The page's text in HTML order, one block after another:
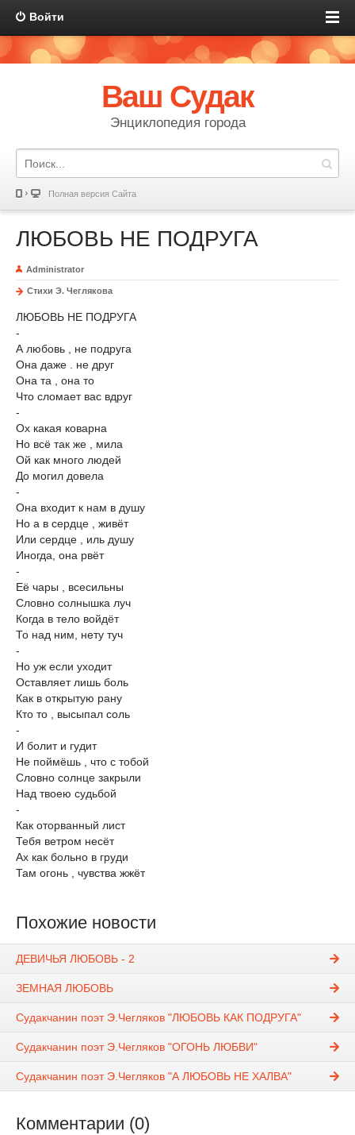
Войти
Ваш Судак
Энциклопедия города
Полная версия Сайта
ЛЮБОВЬ НЕ ПОДРУГА
Administrator
Стихи Э. Чеглякова
ЛЮБОВЬ НЕ ПОДРУГА
-
А любовь , не подруга
Она даже . не друг
Она та , она то
Что сломает вас вдруг
-
Ох какая коварна
Но всё так же , мила
Ой как много людей
До могил довела
-
Она входит к нам в душу
Но а в сердце , живёт
Или сердце , иль душу
Иногда, она рвёт
-
Её чары , всесильны
Словно солнышка луч
Когда в тело войдёт
То над ним, нету туч
-
Но уж если уходит
Оставляет лишь боль
Как в открытую рану
Кто то , высыпал соль
-
И болит и гудит
Не поймёшь , что с тобой
Словно солнце закрыли
Над твоею судьбой
-
Как оторванный лист
Тебя ветром несёт
Ах как больно в груди
Там огонь , чувства жжёт
Похожие новости
ДЕВИЧЬЯ ЛЮБОВЬ - 2
ЗЕМНАЯ ЛЮБОВЬ
Судакчанин поэт Э.Чегляков "ЛЮБОВЬ КАК ПОДРУГА"
Судакчанин поэт Э.Чегляков "ОГОНЬ ЛЮБВИ"
Судакчанин поэт Э.Чегляков "А ЛЮБОВЬ НЕ ХАЛВА"
Комментарии (0)